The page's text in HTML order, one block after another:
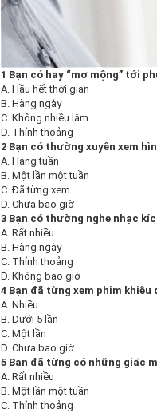
1 Bạn có hay “mơ mộng” tới
A. Hầu hết thời gian
B. Hàng ngày
C. Không nhiều lắm
D. Thỉnh thoảng
2 Bạn có thường xuyên xem
A. Hàng tuần
B. Một lần một tuần
C. Đã từng xem
D. Chưa bao giờ
3 Bạn có thường nghe nhạc
A. Rất nhiều
B. Hàng ngày
C. Thỉnh thoảng
D. Không bao giờ
4 Bạn đã từng xem phim khiêu
A. Nhiều
B. Dưới 5 lần
C. Một lần
D. Chưa bao giờ
5 Bạn đã từng có những giấc
A. Rất nhiều
B. Một lần một tuần
C. Thỉnh thoảng